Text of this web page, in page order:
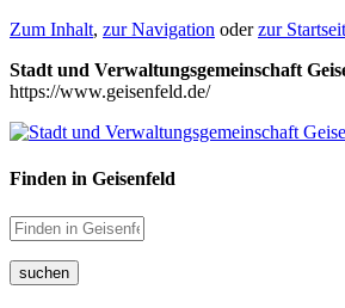
Zum Inhalt, zur Navigation oderzur
Stadt und Verwaltungsgemeinschaft
https://www.geisenfeld.de/
Finden in Geisenfeld
suchen